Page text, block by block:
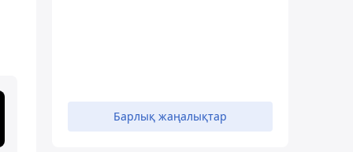
Барлық жаңалықтар